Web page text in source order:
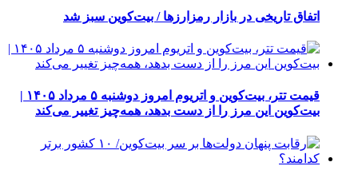
اتفاق تاریخی در بازار رمزارزها / بیت‌کوین سبز شد
قیمت تتر، بیت‌کوین و اتریوم امروز دوشنبه ۵ مرداد ۱۴۰۵ |
بیت‌کوین این مرز را از دست بدهد، همه‌چیز تغییر می‌کند